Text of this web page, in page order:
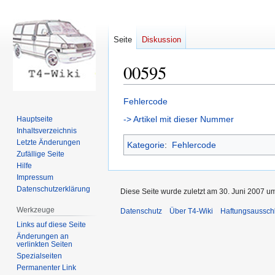
00595
Zur
Navigation
Zur
Suche
Fehlercode
-> Artikel mit dieser Nummer
Kategorie: Fehlercode
Seite Diskussion
Hauptseite
Inhaltsverzeichnis
Letzte Änderungen
Zufällige Seite
Hilfe
Impressum
Datenschutzerklärung
Werkzeuge
Links auf diese Seite
Änderungen an
verlinkten Seiten
Spezialseiten
Permanenter Link
Diese Seite wurde zuletzt am 30. Juni 2007
Datenschutz Über T4-Wiki